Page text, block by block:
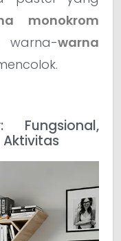
monokrom
warna
Fungsional,